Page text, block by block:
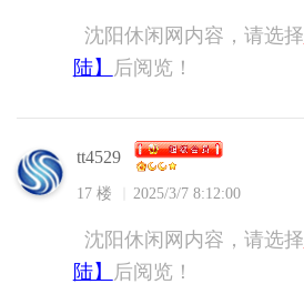
沈阳休闲网内容，请选择
陆】
后阅览！
tt4529
17 楼 2025/3/7 8:12:00
沈阳休闲网内容，请选择
陆】
后阅览！